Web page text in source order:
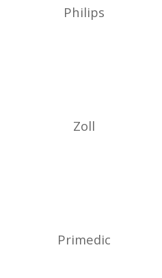
Philips
Zoll
Primedic